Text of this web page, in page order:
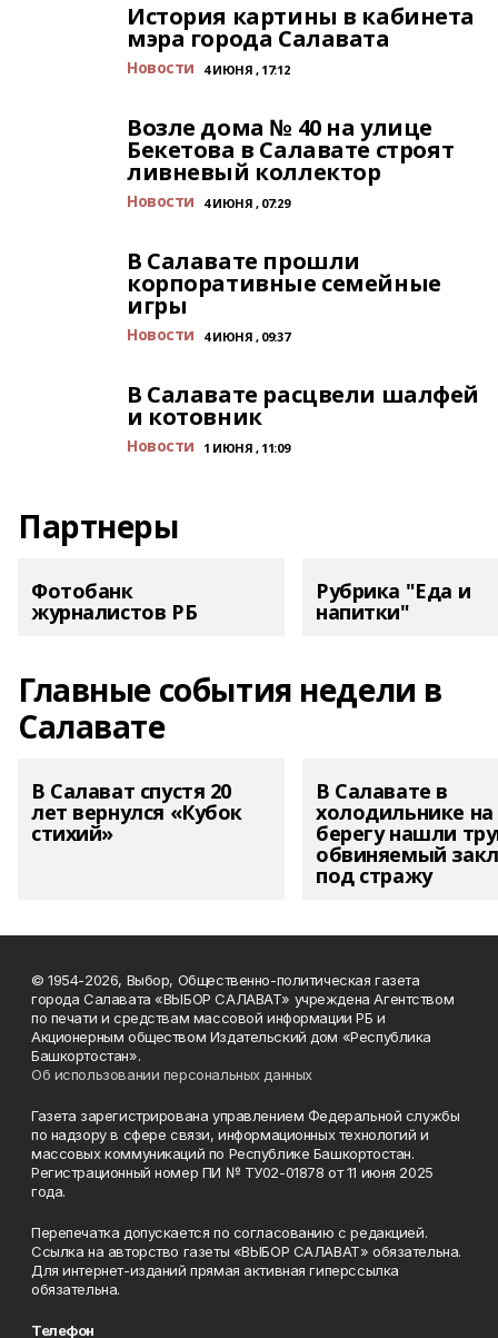
История картины в кабинета
мэра города Салавата
Новости 4 ИЮНЯ , 17:12
Возле дома № 40 на улице
Бекетова в Салавате строят
ливневый коллектор
Новости 4 ИЮНЯ , 07:29
В Салавате прошли
корпоративные семейные
игры
Новости 4 ИЮНЯ , 09:37
В Салавате расцвели шалфей
и котовник
Новости 1 ИЮНЯ , 11:09
Партнеры
Фотобанк
журналистов РБ
Рубрика "Еда и
напитки"
Главные события недели в
Салавате
В Салават спустя 20
лет вернулся «Кубок
стихий»
В Салавате в
холодильнике на
берегу нашли
обвиняемый
под стражу
© 1954-2026, Выбор, Общественно-политическая газета
города Салавата «ВЫБОР САЛАВАТ» учреждена Агентством
по печати и средствам массовой информации РБ и
Акционерным обществом Издательский дом «Республика
Башкортостан».
Об использовании персональных данных
Газета зарегистрирована управлением Федеральной службы
по надзору в сфере связи, информационных технологий и
массовых коммуникаций по Республике Башкортостан.
Регистрационный номер ПИ № ТУ02-01878 от 11 июня 2025
года.
Перепечатка допускается по согласованию с редакцией.
Ссылка на авторство газеты «ВЫБОР САЛАВАТ» обязательна.
Для интернет-изданий прямая активная гиперссылка
обязательна.
Телефон